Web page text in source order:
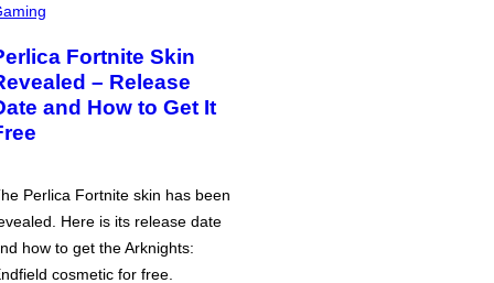
Fortnite Skin
– Release
and How to Get It
Perlica Fortnite skin has been
Here is its release date
how to get the Arknights:
cosmetic for free.